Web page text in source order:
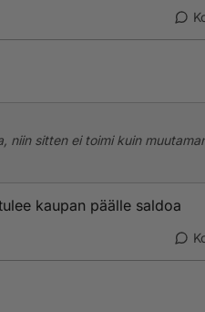
niin sitten ei toimi kuin
kaupan päälle saldoa